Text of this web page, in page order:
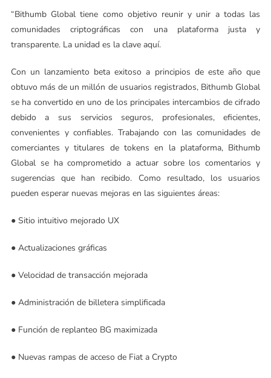
“Bithumb Global tiene como objetivo reunir y unir a todas las
comunidades criptográficas con una plataforma justa y
transparente. La unidad es la clave aquí.
Con un lanzamiento beta exitoso a principios de este año que
obtuvo más de un millón de usuarios registrados, Bithumb Global
se ha convertido en uno de los principales intercambios de cifrado
debido a sus servicios seguros, profesionales, eficientes,
convenientes y confiables. Trabajando con las comunidades de
comerciantes y titulares de tokens en la plataforma, Bithumb
Global se ha comprometido a actuar sobre los comentarios y
sugerencias que han recibido. Como resultado, los usuarios
pueden esperar nuevas mejoras en las siguientes áreas:
● Sitio intuitivo mejorado UX
● Actualizaciones gráficas
● Velocidad de transacción mejorada
● Administración de billetera simplificada
● Función de replanteo BG maximizada
● Nuevas rampas de acceso de Fiat a Crypto